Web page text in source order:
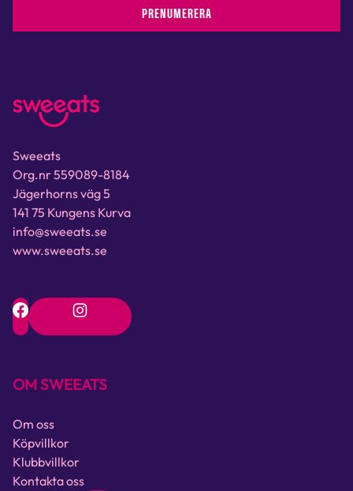
PRENUMERERA
Sweeats
Org.nr 559089-8184
Jägerhorns väg 5
141 75 Kungens Kurva
info@sweeats.se
www.sweeats.se
OM SWEEATS
Om oss
Köpvillkor
Klubbvillkor
Kontakta oss